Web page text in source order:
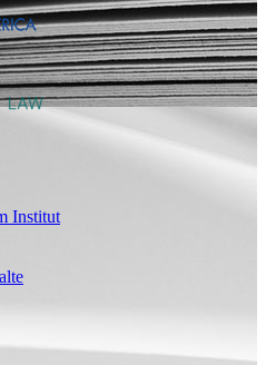
Institut